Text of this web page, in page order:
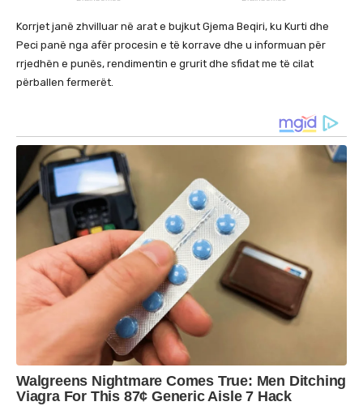
Korrjet janë zhvilluar në arat e bujkut Gjema Beqiri, ku Kurti dhe
Peci panë nga afër procesin e të korrave dhe u informuan për
rrjedhën e punës, rendimentin e grurit dhe sfidat me të cilat
përballen fermerët.